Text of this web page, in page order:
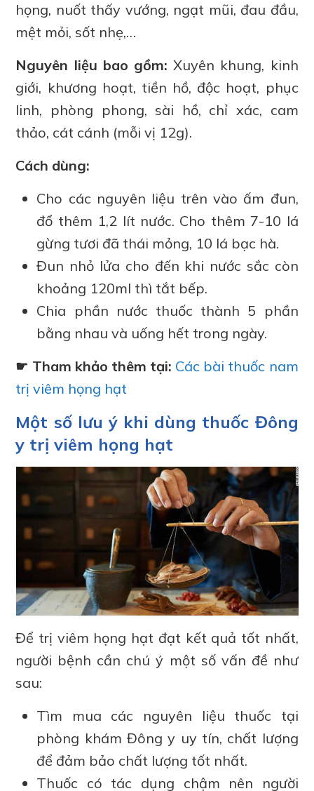
họng, nuốt thấy vướng, ngạt mũi, đau đầu,
mệt mỏi, sốt nhẹ,…
Nguyên liệu bao gồm: Xuyên khung, kinh
giới, khương hoạt, tiền hồ, độc hoạt, phục
linh, phòng phong, sài hồ, chỉ xác, cam
thảo, cát cánh (mỗi vị 12g).
Cách dùng:
Cho các nguyên liệu trên vào ấm đun,
đổ thêm 1,2 lít nước. Cho thêm 7-10 lá
gừng tươi đã thái mỏng, 10 lá bạc hà.
Đun nhỏ lửa cho đến khi nước sắc còn
khoảng 120ml thì tắt bếp.
Chia phần nước thuốc thành 5 phần
bằng nhau và uống hết trong ngày.
☛ Tham khảo thêm tại: Các bài thuốc nam
trị viêm họng hạt
Một số lưu ý khi dùng thuốc Đông
y trị viêm họng hạt
Để trị viêm họng hạt đạt kết quả tốt nhất,
người bệnh cần chú ý một số vấn đề như
sau:
Tìm mua các nguyên liệu thuốc tại
phòng khám Đông y uy tín, chất lượng
để đảm bảo chất lượng tốt nhất.
Thuốc có tác dụng chậm nên người